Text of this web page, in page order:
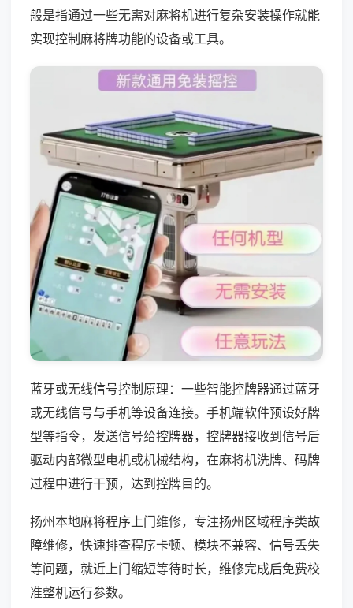
般是指通过一些无需对麻将机进行复杂安装操作就能
实现控制麻将牌功能的设备或工具。
蓝牙或无线信号控制原理：一些智能控牌器通过蓝牙
或无线信号与手机等设备连接。手机端软件预设好牌
型等指令，发送信号给控牌器，控牌器接收到信号后
驱动内部微型电机或机械结构，在麻将机洗牌、码牌
过程中进行干预，达到控牌目的。
扬州本地麻将程序上门维修，专注扬州区域程序类故
障维修，快速排查程序卡顿、模块不兼容、信号丢失
等问题，就近上门缩短等待时长，维修完成后免费校
准整机运行参数。